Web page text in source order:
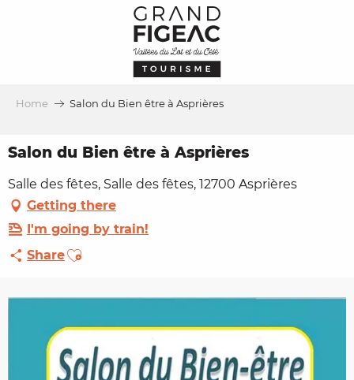
Home Salon du Bien être à Asprières
Salon du Bien être à Asprières
Salle des fêtes, Salle des fêtes, 12700 Asprières
Getting there
I'm going by train!
ShareAjouter aux favoris